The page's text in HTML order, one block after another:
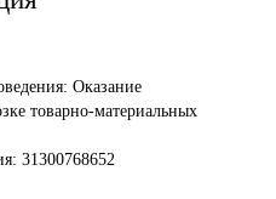
Оказание
товарно-материальных
31300768652